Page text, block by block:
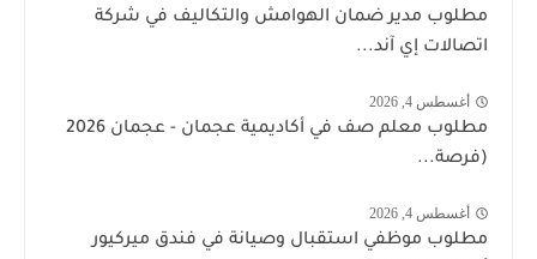
مطلوب مدير ضمان الهوامش والتكاليف في شركة
اتصالات إي آند...
أغسطس 4, 2026
مطلوب معلم صف في أكاديمية عجمان - عجمان 2026
(فرصة...
أغسطس 4, 2026
مطلوب موظفي استقبال وصيانة في فندق ميركيور